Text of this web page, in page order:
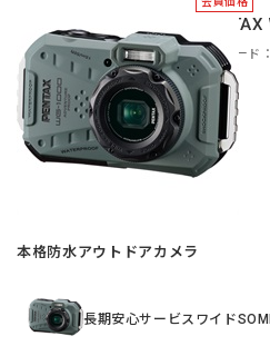
商品コード
本格防水アウトドアカメラ
長期安心サービスワイド